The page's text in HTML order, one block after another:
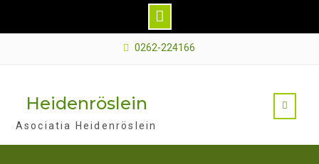
0262-224166
Heidenröslein
Asociatia Heidenröslein